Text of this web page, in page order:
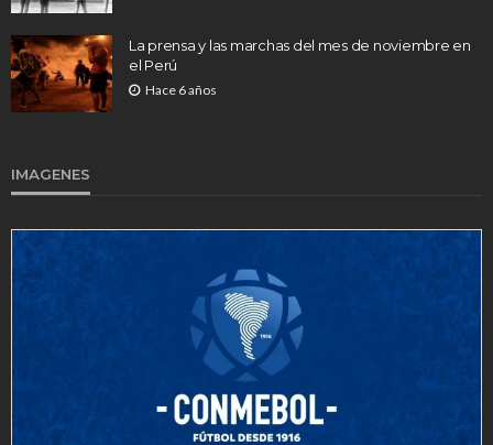
La prensa y las marchas del mes de noviembre en
el Perú
Hace 6 años
IMAGENES